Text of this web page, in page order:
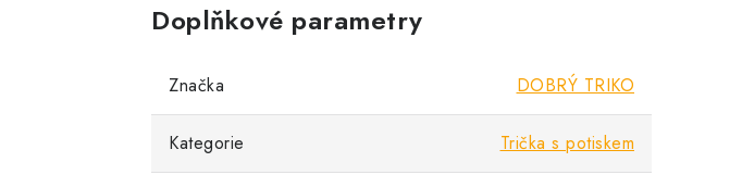
Doplňkové parametry
Značka DOBRÝ TRIKO
Kategorie Trička s potiskem